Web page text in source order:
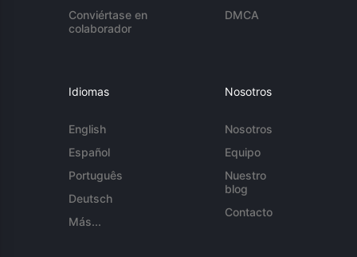
Conviértase en
colaborador
DMCA
Idiomas
English
Español
Português
Deutsch
Más...
Nosotros
Nosotros
Equipo
Nuestro
blog
Contacto